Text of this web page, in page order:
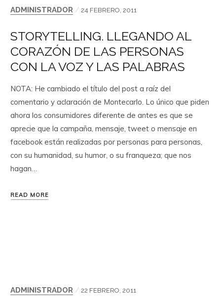
ADMINISTRADOR/ 24 FEBRERO, 2011
STORYTELLING. LLEGANDO AL
CORAZÓN DE LAS PERSONAS
CON LA VOZ Y LAS PALABRAS
NOTA: He cambiado el título del post a raíz del
comentario y aclaración de Montecarlo. Lo único que piden
ahora los consumidores diferente de antes es que se
aprecie que la campaña, mensaje, tweet o mensaje en
facebook están realizadas por personas para personas,
con su humanidad, su humor, o su franqueza; que nos
hagan…
READ MORE
ADMINISTRADOR/ 22 FEBRERO, 2011